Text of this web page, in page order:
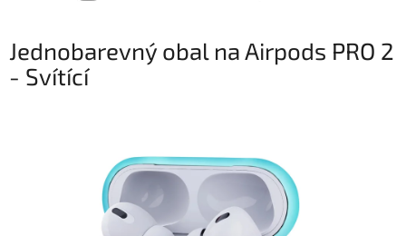
Jednobarevný obal na Airpods PRO 2
- Svítící